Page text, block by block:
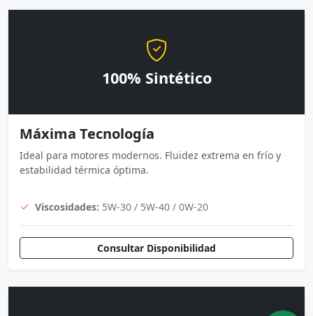
100% Sintético
Máxima Tecnología
Ideal para motores modernos. Fluidez extrema en frío y
estabilidad térmica óptima.
Viscosidades: 5W-30 / 5W-40 / 0W-20
Consultar Disponibilidad